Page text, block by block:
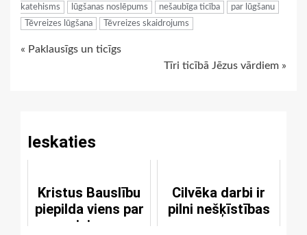
katehisms
lūgšanas noslēpums nešaubīga ticība
par lūgšanu
Tēvreizes lūgšana
Tēvreizes skaidrojums
Continue
« Paklausīgs un ticīgs
Tīri ticībā Jēzus vārdiem »
Ieskaties
Kristus Bauslību
piepilda viens par
visiem
Cilvēka darbi ir
pilni nešķīstības